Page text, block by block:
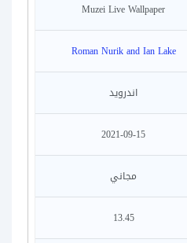
Muzei Live Wallpaper‏
Roman Nurik and Ian Lake
اندرويد
2021-09-15
مجاني
13.45